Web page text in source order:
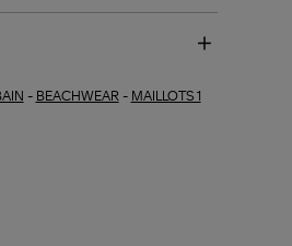
- BEACHWEAR- MAILLOTS 1